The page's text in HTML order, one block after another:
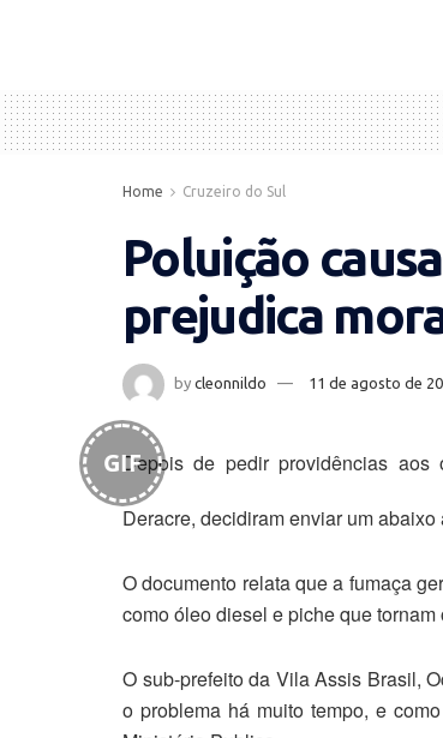
Home Cruzeiro do Sul
Poluição
prejudica
by cleonnildo 11 de agosto de
GIFDepois de pedir providências aos
Deracre, decidiram enviar um
O documento relata que a fumaça
como óleo diesel e piche que
O sub-prefeito da Vila Assis Brasil,
o problema há muito tempo, e